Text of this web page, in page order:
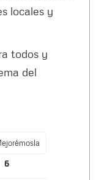
locales y
todos y
del
6